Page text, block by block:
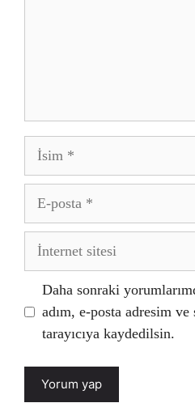
İsim
posta
İnternet
Daha sonraki
adım, e-posta adresim
tarayıcıya kaydedilsin.